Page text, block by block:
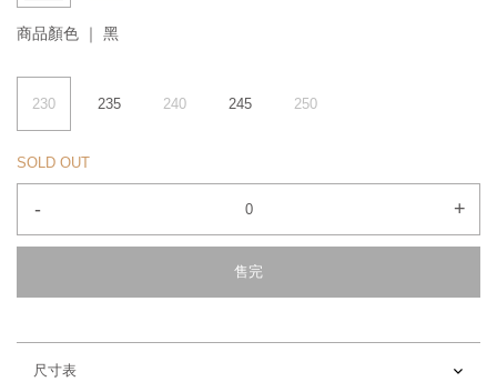
商品顏色 ｜ 黑
230 235 240 245 250
SOLD OUT
- +
售完
尺寸表